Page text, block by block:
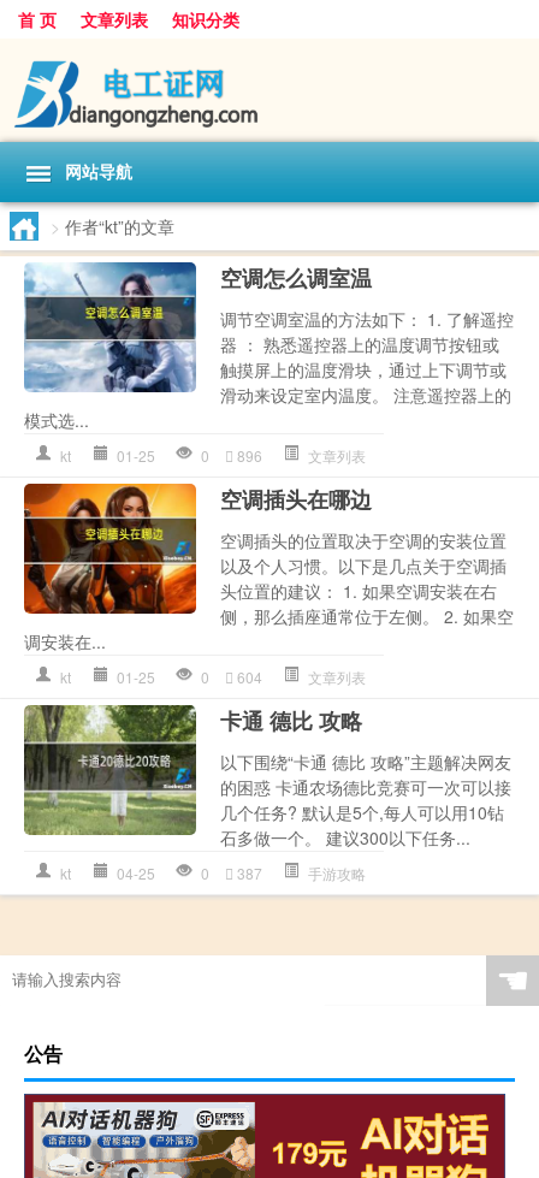
首 页 文章列表 知识分类
网站导航
> 作者“kt”的文章
空调怎么调室温
调节空调室温的方法如下： 1. 了解遥控
器 ： 熟悉遥控器上的温度调节按钮或
触摸屏上的温度滑块，通过上下调节或
滑动来设定室内温度。 注意遥控器上的
模式选...
kt 01-25 0 896 文章列表
空调插头在哪边
空调插头的位置取决于空调的安装位置
以及个人习惯。以下是几点关于空调插
头位置的建议： 1. 如果空调安装在右
侧，那么插座通常位于左侧。 2. 如果空
调安装在...
kt 01-25 0 604 文章列表
卡通 德比 攻略
以下围绕“卡通 德比 攻略”主题解决网友
的困惑 卡通农场德比竞赛可一次可以接
几个任务? 默认是5个,每人可以用10钻
石多做一个。 建议300以下任务...
kt 04-25 0 387 手游攻略
☚
公告